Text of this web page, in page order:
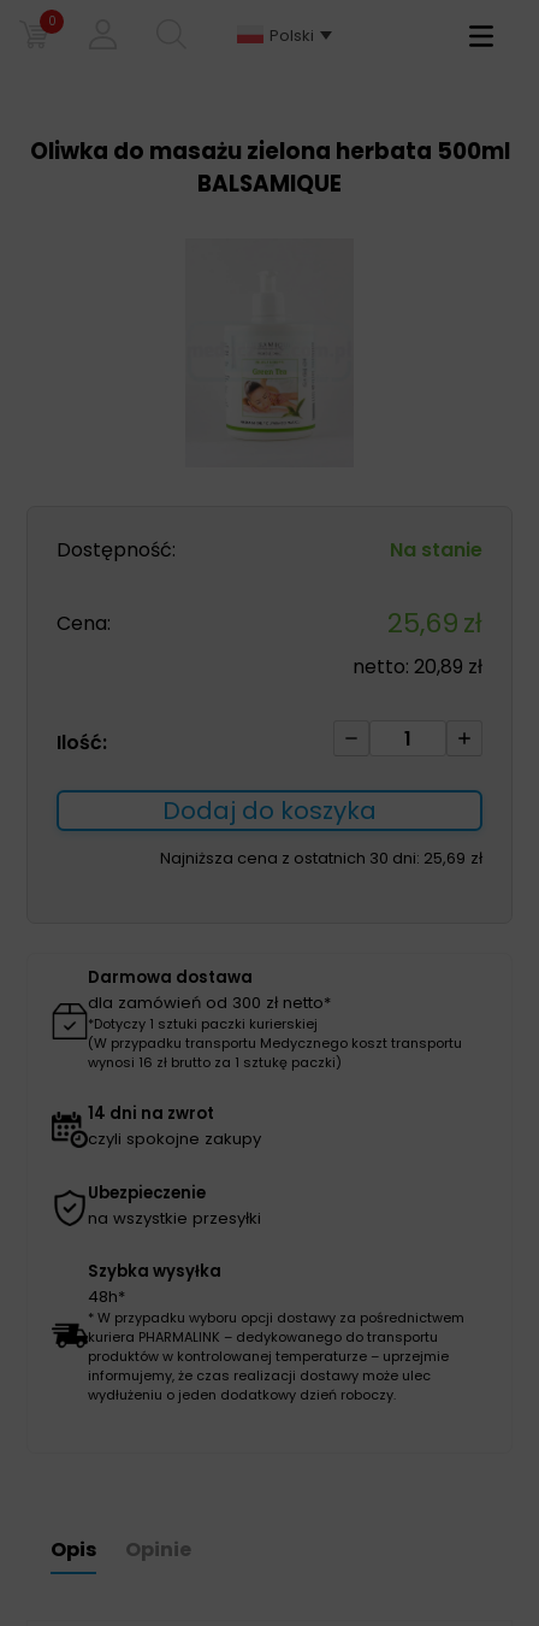
0
Polski
Primary
Oliwka do masażu zielona herbata 500ml
BALSAMIQUE
Dostępność: Na stanie
Cena: 25,69zł
netto: 20,89 zł
Ilość:
ilość
do
masażu
zielona
Dodaj do koszyka
Najniższa cena z ostatnich 30 dni: 25,69 zł
Darmowa dostawa
dla zamówień od 300 zł netto*
*Dotyczy 1 sztuki paczki kurierskiej
(W przypadku transportu Medycznego koszt transportu
wynosi 16 zł brutto za 1 sztukę paczki)
14 dni na zwrot
czyli spokojne zakupy
Ubezpieczenie
na wszystkie przesyłki
Szybka wysyłka
48h*
* W przypadku wyboru opcji dostawy za pośrednictwem
kuriera PHARMALINK – dedykowanego do transportu
produktów w kontrolowanej temperaturze – uprzejmie
informujemy, że czas realizacji dostawy może ulec
wydłużeniu o jeden dodatkowy dzień roboczy.
Opis Opinie